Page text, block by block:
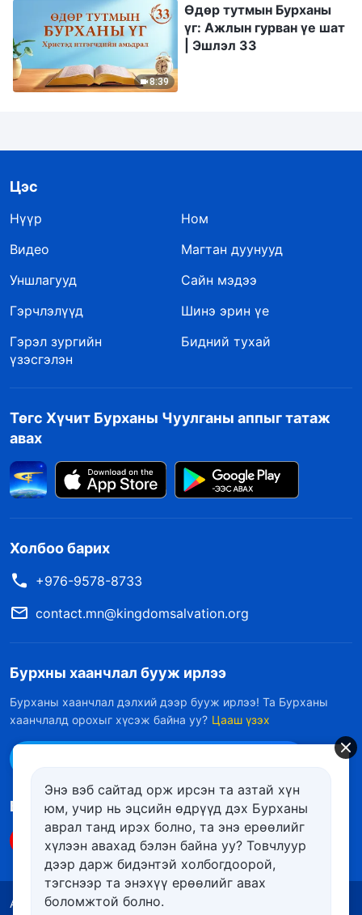
8:39
Өдөр тутмын Бурханы
үг: Ажлын гурван үе шат
| Эшлэл 33
Цэс
Нүүр
Ном
Видео
Магтан дуунууд
Уншлагууд
Сайн мэдээ
Гэрчлэлүүд
Шинэ эрин үе
Гэрэл зургийн
үзэсгэлэн
Бидний тухай
Төгс Хүчит Бурханы Чуулганы аппыг татаж
авах
Холбоо барих
+976-9578-8733
contact.mn@kingdomsalvation.org
Бурхны хаанчлал бууж ирлээ
Бурханы хаанчлал дэлхий дээр бууж ирлээ! Та Бурханы
хаанчлалд орохыг хүсэж байна уу? Цааш үзэх
Биднийг дагах
Ашиглалтын нөхцөлүүд
Нууцлалын бодлого
Энэ вэб сайтад орж ирсэн та азтай хүн
юм, учир нь эцсийн өдрүүд дэх Бурханы
аврал танд ирэх болно, та энэ ерѳѳлийг
хүлээн авахад бэлэн байна уу? Товчлуур
дээр дарж бидэнтэй холбогдоорой,
тэгснээр та энэхүү ерѳѳлийг авах
боломжтой болно.